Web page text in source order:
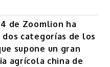
de Zoomlion ha
categorías de los
supone un gran
agrícola china de